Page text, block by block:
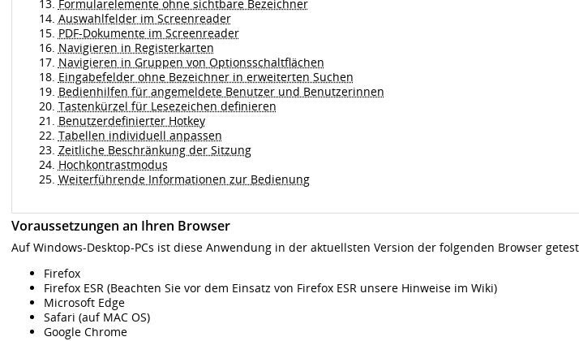
Formularelemente ohne sichtbare Bezeichner
Auswahlfelder im Screenreader
PDF-Dokumente im Screenreader
Navigieren in Registerkarten
Navigieren in Gruppen von Optionsschaltflächen
Eingabefelder ohne Bezeichner in erweiterten Suchen
Bedienhilfen für angemeldete Benutzer und Benutzerinnen
Tastenkürzel für Lesezeichen definieren
Benutzerdefinierter Hotkey
Tabellen individuell anpassen
Zeitliche Beschränkung der Sitzung
Hochkontrastmodus
Weiterführende Informationen zur Bedienung
Voraussetzungen an Ihren Browser
Auf Windows-Desktop-PCs ist diese Anwendung in der aktuellsten Version der folgenden Browser
Firefox
Firefox ESR (Beachten Sie vor dem Einsatz von Firefox ESR unsere Hinweise im Wiki)
Microsoft Edge
Safari (auf MAC OS)
Google Chrome